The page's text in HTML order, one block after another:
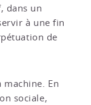
dans un
à une fin
de
machine. En
sociale,